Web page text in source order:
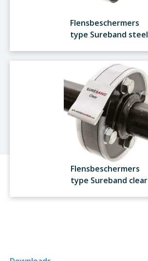
Flensbeschermers
type Sureband steel
Flensbeschermers
type Sureband clear